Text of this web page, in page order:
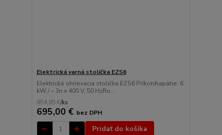
Elektrická varná stolička EZS6
Elektrická ohrievacia stolička EZS6 Príkon/napätie: 6
kW / ~ 3n x 400 V, 50 HzRo...
854,85 €/ks
695,00 € bez DPH
Pridať do košíka